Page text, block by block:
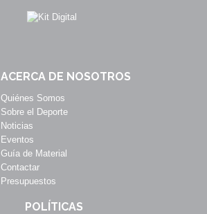
ACERCA DE NOSOTROS
Quiénes Somos
Sobre el Deporte
Noticias
Eventos
Guía de Material
Contactar
Presupuestos
POLÍTICAS